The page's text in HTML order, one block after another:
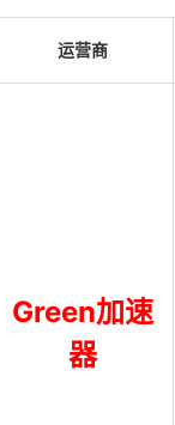
运营商
Green加速
器